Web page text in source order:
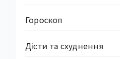
Гороскоп
Дієти та схуднення